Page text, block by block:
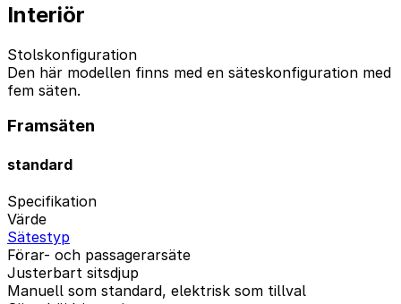
Interiör
Stolskonfiguration
Den här modellen finns med en säteskonfiguration med
fem säten.
Framsäten
standard
Specifikation
Värde
Sätestyp
Förar- och passagerarsäte
Justerbart sitsdjup
Manuell som standard, elektrisk som tillval